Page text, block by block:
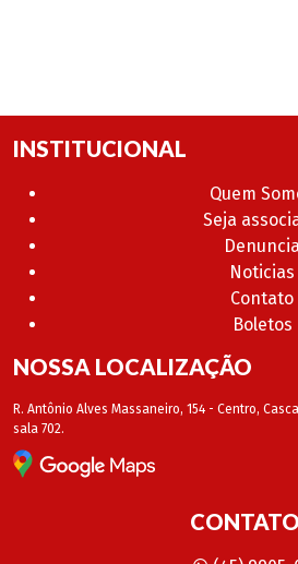
INSTITUCIONAL
Quem
Seja
Denuncia
Noticias
Contato
Boletos
NOSSA LOCALIZAÇÃO
R. Antônio Alves Massaneiro, 154 - Centro,
sala 702.
CONTATO